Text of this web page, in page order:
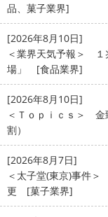
品、菓子業界]
[2026年8月10日]
＜業界天気予報＞ １
場」 [食品業界]
[2026年8月10日]
＜Ｔｏｐｉｃｓ＞ 金
割）
[2026年8月7日]
＜太子堂(東京)事件
更 [菓子業界]